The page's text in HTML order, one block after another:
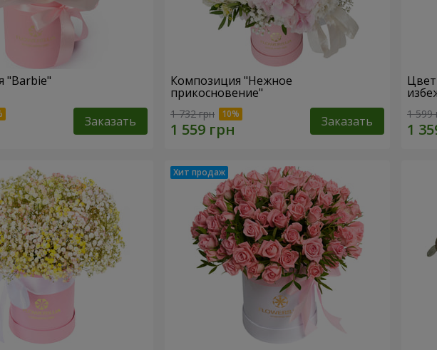
"Barbie"
Заказать
Композиция "Нежное
прикосновение"
1 732 грн Заказать 1 599